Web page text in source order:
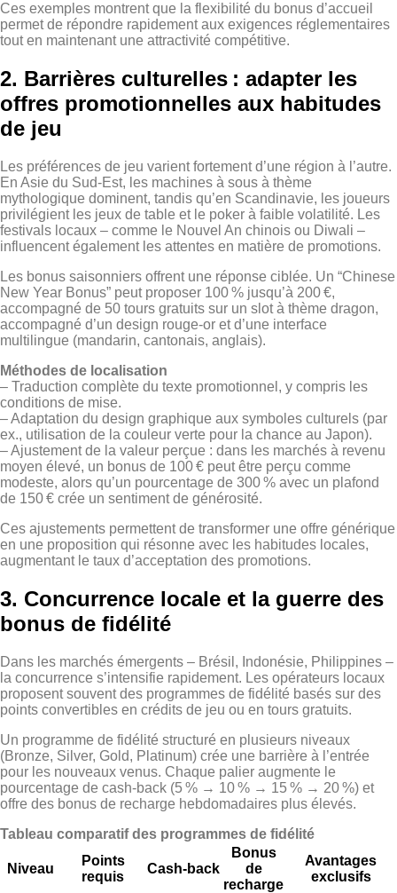
Ces exemples montrent que la flexibilité du bonus d’accueil
permet de répondre rapidement aux exigences réglementaires
tout en maintenant une attractivité compétitive.
2. Barrières culturelles : adapter les
offres promotionnelles aux habitudes
de jeu
Les préférences de jeu varient fortement d’une région à l’autre.
En Asie du Sud‑Est, les machines à sous à thème
mythologique dominent, tandis qu’en Scandinavie, les joueurs
privilégient les jeux de table et le poker à faible volatilité. Les
festivals locaux – comme le Nouvel An chinois ou Diwali –
influencent également les attentes en matière de promotions.
Les bonus saisonniers offrent une réponse ciblée. Un “Chinese
New Year Bonus” peut proposer 100 % jusqu’à 200 €,
accompagné de 50 tours gratuits sur un slot à thème dragon,
accompagné d’un design rouge‑or et d’une interface
multilingue (mandarin, cantonais, anglais).
Méthodes de localisation
– Traduction complète du texte promotionnel, y compris les
conditions de mise.
– Adaptation du design graphique aux symboles culturels (par
ex., utilisation de la couleur verte pour la chance au Japon).
– Ajustement de la valeur perçue : dans les marchés à revenu
moyen élevé, un bonus de 100 € peut être perçu comme
modeste, alors qu’un pourcentage de 300 % avec un plafond
de 150 € crée un sentiment de générosité.
Ces ajustements permettent de transformer une offre générique
en une proposition qui résonne avec les habitudes locales,
augmentant le taux d’acceptation des promotions.
3. Concurrence locale et la guerre des
bonus de fidélité
Dans les marchés émergents – Brésil, Indonésie, Philippines –
la concurrence s’intensifie rapidement. Les opérateurs locaux
proposent souvent des programmes de fidélité basés sur des
points convertibles en crédits de jeu ou en tours gratuits.
Un programme de fidélité structuré en plusieurs niveaux
(Bronze, Silver, Gold, Platinum) crée une barrière à l’entrée
pour les nouveaux venus. Chaque palier augmente le
pourcentage de cash‑back (5 % → 10 % → 15 % → 20 %) et
offre des bonus de recharge hebdomadaires plus élevés.
Tableau comparatif des programmes de fidélité
Niveau
Points
requis
Cash‑back
Bonus
de
recharge
Avantages
exclusifs